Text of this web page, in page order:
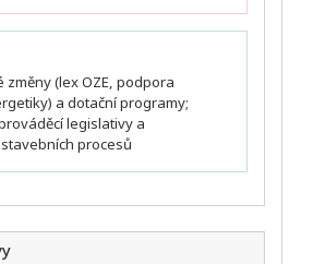
změny (lex OZE, podpora
a dotační programy;
legislativy a
procesů